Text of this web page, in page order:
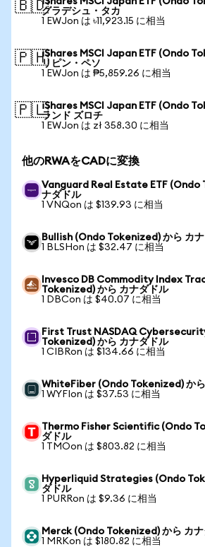
🇧🇩グラデシュ・タカ
1 EWJon は ৳11,923.15 に相当
🇵🇭iShares MSCI Japan ETF (Ondo
リピン・ペソ
1 EWJon は ₱5,859.26 に相当
🇵🇱iShares MSCI Japan ETF (Ondo
ランド ズロチ
1 EWJon は zł 358.30 に相当
他のRWAをCADに変換
Vanguard Real Estate ETF (Ondo
ナダドル
1 VNQon は $139.93 に相当
Bullish (Ondo Tokenized) から カ
1 BLSHon は $32.47 に相当
Invesco DB Commodity Index
Tokenized) から カナダドル
1 DBCon は $40.07 に相当
First Trust NASDAQ
Tokenized) から カナダドル
1 CIBRon は $134.66 に相当
WhiteFiber (Ondo Tokenized) から
1 WYFIon は $37.53 に相当
Thermo Fisher Scientific (Ondo
ダドル
1 TMOon は $803.82 に相当
Hyperliquid Strategies (Ondo
ダドル
1 PURRon は $9.36 に相当
Merck (Ondo Tokenized) から カナ
1 MRKon は $180.82 に相当